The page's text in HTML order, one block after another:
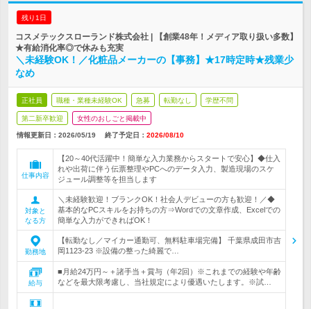
残り1日
コスメテックスローランド株式会社 | 【創業48年！メディア取り扱い多数】
★有給消化率◎で休みも充実
＼未経験OK！／化粧品メーカーの【事務】★17時定時★残業少
なめ
正社員 職種・業種未経験OK 急募 転勤なし 学歴不問
第二新卒歓迎 女性のおしごと掲載中
情報更新日：2026/05/19 終了予定日： 2026/08/10
仕事内容
【20～40代活躍中！簡単な入力業務からスタートで安心】◆仕入
れや出荷に伴う伝票整理やPCへのデータ入力、製造現場のスケ
ジュール調整等を担当します
対象と
なる方
＼未経験歓迎！ブランクOK！社会人デビューの方も歓迎！／◆
基本的なPCスキルをお持ちの方⇒Wordでの文章作成、Excelでの
簡単な入力ができればOK！
勤務地
【転勤なし／マイカー通勤可、無料駐車場完備】 千葉県成田市吉
岡1123-23 ※設備の整った綺麗で…
給与
■月給24万円～＋諸手当＋賞与（年2回）※これまでの経験や年齢
などを最大限考慮し、当社規定により優遇いたします。※試…